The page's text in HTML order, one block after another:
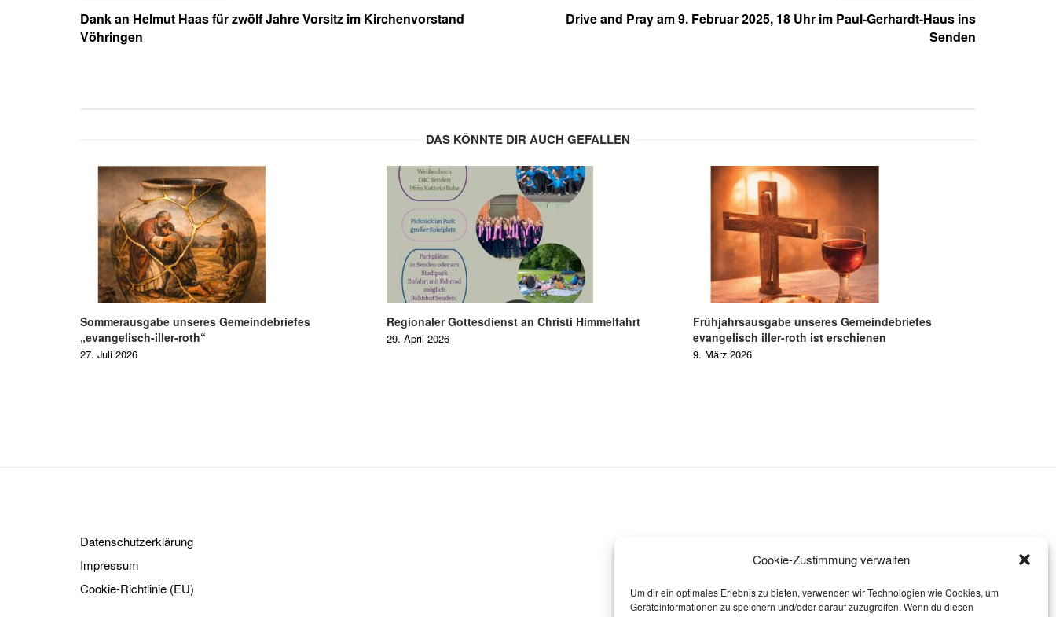
Cookie-Zustimmung verwalten
Um dir ein optimales Erlebnis zu bieten, verwenden wir Technologien wie Cookies, um
Geräteinformationen zu speichern und/oder darauf zuzugreifen. Wenn du diesen
navigation
Dank an Helmut Haas für zwölf Jahre Vorsitz im Kirchenvorstand
Vöhringen
Drive and Pray am 9. Februar 2025, 18 Uhr im Paul-Gerhardt-Haus ins
Senden
DAS KÖNNTE DIR AUCH GEFALLEN
Sommerausgabe unseres Gemeindebriefes
„evangelisch-iller-roth“
27. Juli 2026
Regionaler Gottesdienst an Christi Himmelfahrt
29. April 2026
Frühjahrsausgabe unseres Gemeindebriefes
evangelisch iller-roth ist erschienen
9. März 2026
Datenschutzerklärung
Impressum
Cookie-Richtlinie (EU)